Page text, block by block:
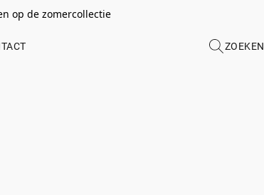
op de zomercollectie
ZOEKEN